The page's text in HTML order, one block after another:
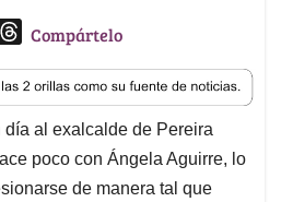
T
r
e
a
d
s
Compártelo
día al exalcalde de Pereira
poco con Ángela Aguirre, lo
de manera tal que